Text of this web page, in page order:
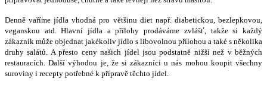
Denně vaříme jídla vhodná pro většinu diet např. diabetickou, bezlepkovou,
veganskou atd. Hlavní jídla a přílohy prodáváme zvlášť, takže si každý
zákazník může objednat jakékoliv jídlo s libovolnou přílohou a také s několika
druhy salátů. A přesto ceny našich jídel jsou podstatně nižší než v běžných
restauracích. Další výhodou je, že si zákazníci u nás mohou koupit všechny
suroviny i recepty potřebné k přípravě těchto jídel.